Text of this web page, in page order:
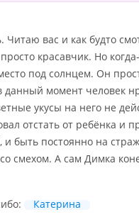
Читаю вас и как будто
красавчик. Но
под солнцем. Он
данный момент человек
укусы на него не
отстать от ребёнка и
и быть постоянно на
смехом. А сам Димка
Катерина